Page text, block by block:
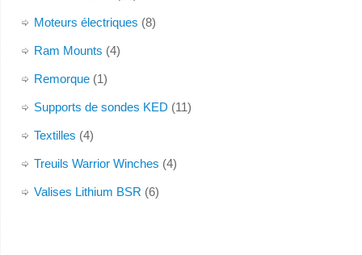
Moteurs électriques (8)
Ram Mounts (4)
Remorque (1)
Supports de sondes KED (11)
Textilles (4)
Treuils Warrior Winches (4)
Valises Lithium BSR (6)